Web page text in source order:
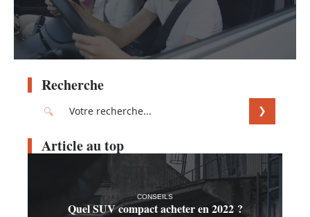
Recherche
Article au top
CONSEILS
Quel SUV compact acheter en 2022 ?